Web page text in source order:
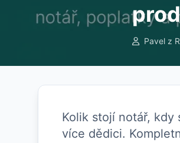
Pavel z
Kolik stojí notář, kdy
více dědici.